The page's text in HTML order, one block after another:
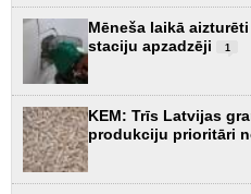
Mēneša laikā
staciju apzadzēji
1
KEM: Trīs Latvijas
produkciju prioritāri